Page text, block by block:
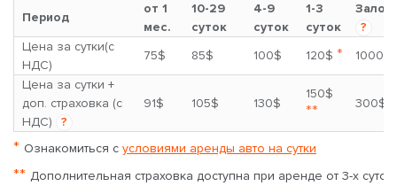
Период
от 1
мес.
10-29
суток
4-9
суток
1-3
суток
Залог
?
Цена за сутки(с
НДС)
75$ 85$ 100$ 120$ *
1000$
Цена за сутки +
доп. страховка (с
НДС)
?
91$ 105$ 130$
150$
** 300$
* Ознакомиться с условиями аренды авто на сутки
** Дополнительная страховка доступна при аренде от 3-х суток